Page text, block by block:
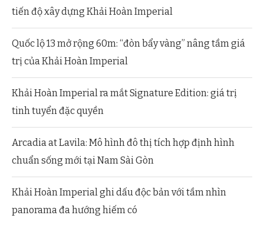
tiến độ xây dựng Khải Hoàn Imperial
Quốc lộ 13 mở rộng 60m: “đòn bẩy vàng” nâng tầm giá
trị của Khải Hoàn Imperial
Khải Hoàn Imperial ra mắt Signature Edition: giá trị
tinh tuyển đặc quyền
Arcadia at Lavila: Mô hình đô thị tích hợp định hình
chuẩn sống mới tại Nam Sài Gòn
Khải Hoàn Imperial ghi dấu độc bản với tầm nhìn
panorama đa hướng hiếm có